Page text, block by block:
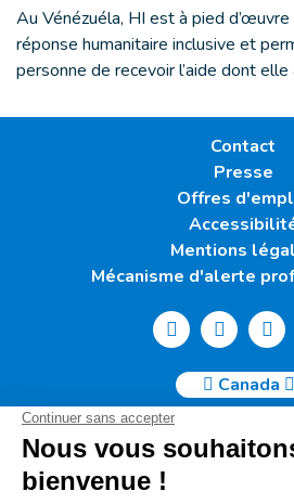
Au Vénézuéla, HI est à pied
réponse humanitaire inclusive et
personne de recevoir l’aide dont elle
Contact
Presse
Offres
Mentions
Mécanisme d'alerte
Canada